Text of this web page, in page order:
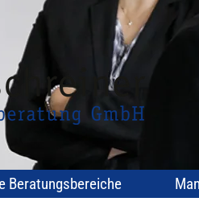
Beratungsbereiche